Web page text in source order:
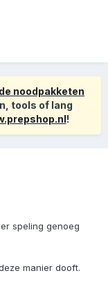
noodpakketen
tools of lang
!
speling genoeg
manier dooft.